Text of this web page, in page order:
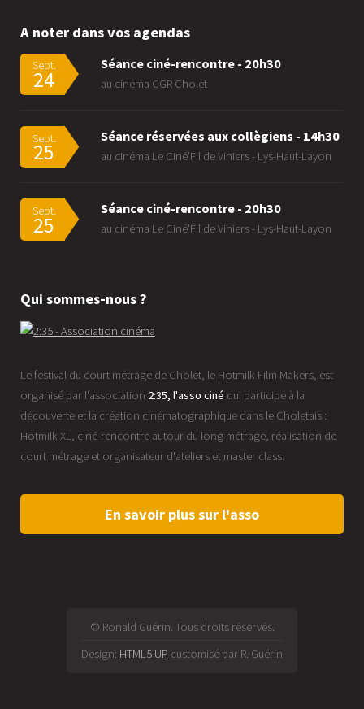
A noter dans vos agendas
Sept.
24
Séance ciné-rencontre - 20h30
au cinéma CGR Cholet
Sept.
25
Séance réservées aux collègiens - 14h30
au cinéma Le Ciné'Fil de Vihiers - Lys-Haut-Layon
Sept.
25
Séance ciné-rencontre - 20h30
au cinéma Le Ciné'Fil de Vihiers - Lys-Haut-Layon
Qui sommes-nous ?
Le festival du court métrage de Cholet, le Hotmilk Film Makers, est
organisé par l'association 2:35, l'asso ciné qui participe à la
découverte et la création cinématographique dans le Choletais :
Hotmilk XL, ciné-rencontre autour du long métrage, réalisation de
court métrage et organisateur d'ateliers et master class.
En savoir plus sur l'asso
© Ronald Guérin. Tous droits réservés.
Design: HTML5 UP customisé par R. Guérin